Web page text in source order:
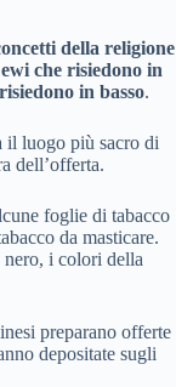
della religione
che risiedono in
in basso.
il luogo più sacro di
dell’offerta.
foglie di tabacco
da masticare.
nero, i colori della
preparano offerte
depositate sugli